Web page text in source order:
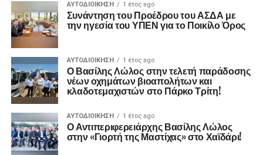
ΑΥΤΟΔΙΟΊΚΗΣΗ 1 έτος ago
Συνάντηση του Προέδρου του ΑΣΔΑ με
την ηγεσία του ΥΠΕΝ για το Ποικίλο Όρος
ΑΥΤΟΔΙΟΊΚΗΣΗ 1 έτος ago
Ο Βασίλης Λώλος στην τελετή παράδοσης
νέων οχημάτων βιοαπολήτων και
κλαδοτεμαχιστών στο Πάρκο Τρίτη!
ΑΥΤΟΔΙΟΊΚΗΣΗ 1 έτος ago
Ο Αντιπεριφερειάρχης Βασίλης Λώλος
στην «Γιορτή της Μαστίχας» στο Χαϊδάρι!